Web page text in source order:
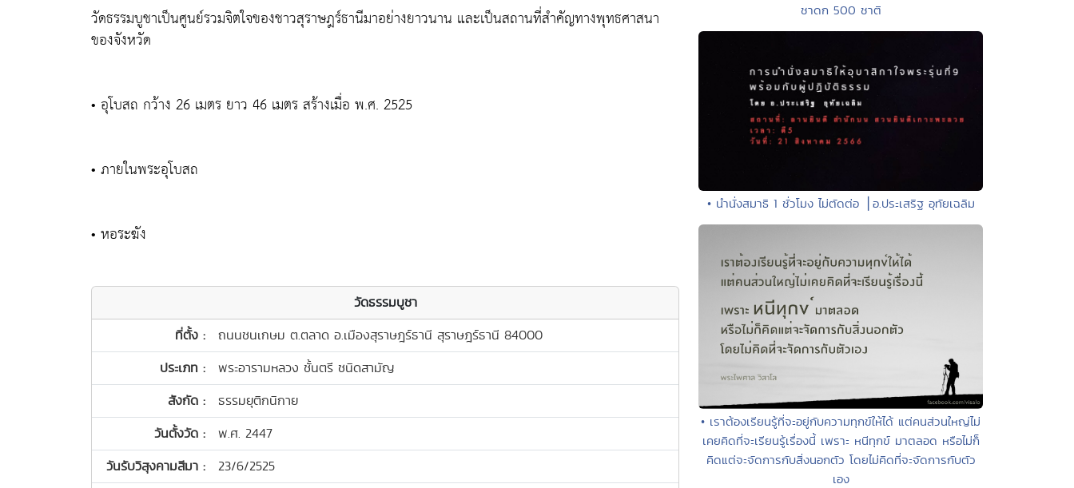
วัดธรรมบูชาเป็นศูนย์รวมจิตใจของชาวสุราษฎร์ธานีมาอย่างยาวนาน และเป็นสถานที่สำคัญทางพุทธศาสนา
ของจังหวัด
• อุโบสถ กว้าง 26 เมตร ยาว 46 เมตร สร้างเมื่อ พ.ศ. 2525
• ภายในพระอุโบสถ
• หอระฆัง
วัดธรรมบูชา
ที่ตั้ง :
ถนนชนเกษม ต.ตลาด อ.เมืองสุราษฎร์ธานี สุราษฎร์ธานี 84000
ประเภท :
พระอารามหลวง ชั้นตรี ชนิดสามัญ
สังกัด :
ธรรมยุติกนิกาย
วันตั้งวัด :
พ.ศ. 2447
วันรับวิสุงคามสีมา :
23/6/2525
ชาดก 500 ชาติ
• นำนั่งสมาธิ 1 ชั่วโมง ไม่ตัดต่อ ⎪อ.ประเสริฐ อุทัยเฉลิม
• เราต้องเรียนรู้ที่จะอยู่กับความทุกข์ให้ได้ แต่คนส่วนใหญ่ไม่
เคยคิดที่จะเรียนรู้เรื่องนี้ เพราะ หนีทุกข์ มาตลอด หรือไม่ก็
คิดแต่จะจัดการกับสิ่งนอกตัว โดยไม่คิดที่จะจัดการกับตัว
เอง